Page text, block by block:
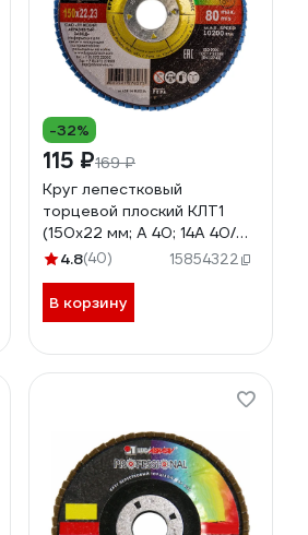
-32%
115 ₽169 ₽
Круг лепестковый
торцевой плоский КЛТ1
(150х22 мм; А 40; 14А 40/
Р40) Луга 4603347276273
4.8(40) 15854322
В корзину